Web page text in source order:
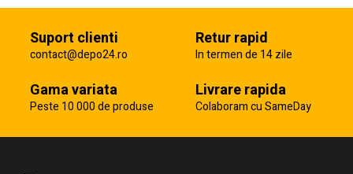
Suport clienti
contact@depo24.ro
Retur rapid
In termen de 14 zile
Gama variata
Peste 10 000 de produse
Livrare rapida
Colaboram cu SameDay